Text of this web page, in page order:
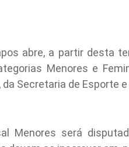
abre, a partir desta
Menores e
Secretaria de Esporte e
Menores será